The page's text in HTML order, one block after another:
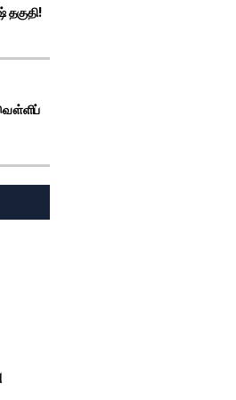
தகுதி!
வௌ்ளிப்